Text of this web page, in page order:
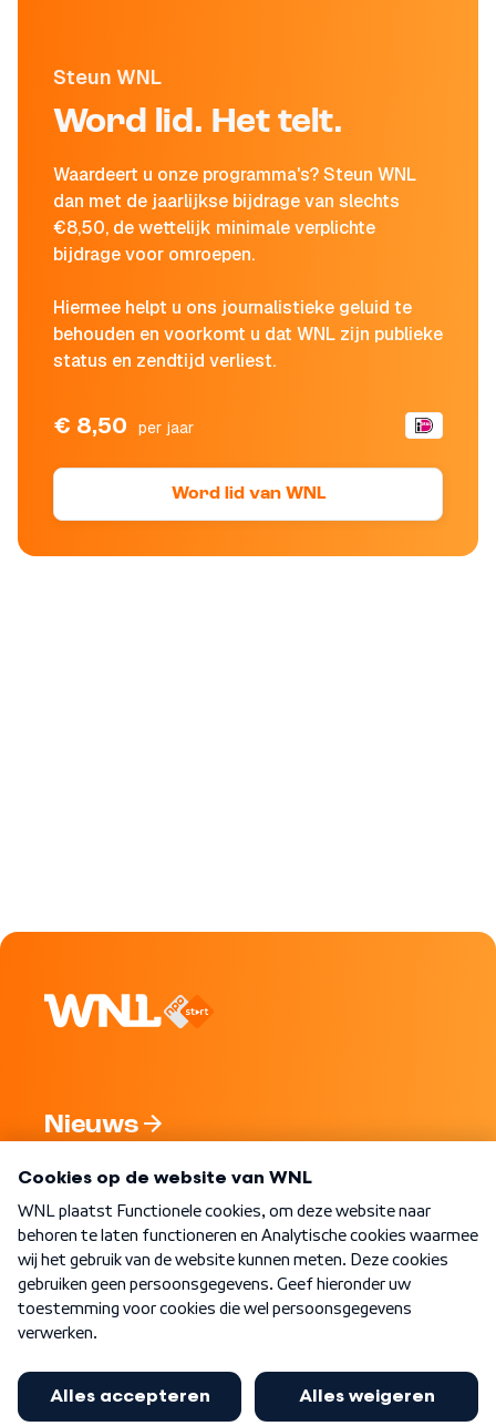
Steun WNL
Word lid. Het telt.
Waardeert u onze programma's? Steun WNL
dan met de jaarlijkse bijdrage van slechts
€8,50, de wettelijk minimale verplichte
bijdrage voor omroepen.
Hiermee helpt u ons journalistieke geluid te
behouden en voorkomt u dat WNL zijn publieke
status en zendtijd verliest.
€ 8,50 per jaar
Word lid van WNL
Nieuws
Nieuwsbrief
Word Lid